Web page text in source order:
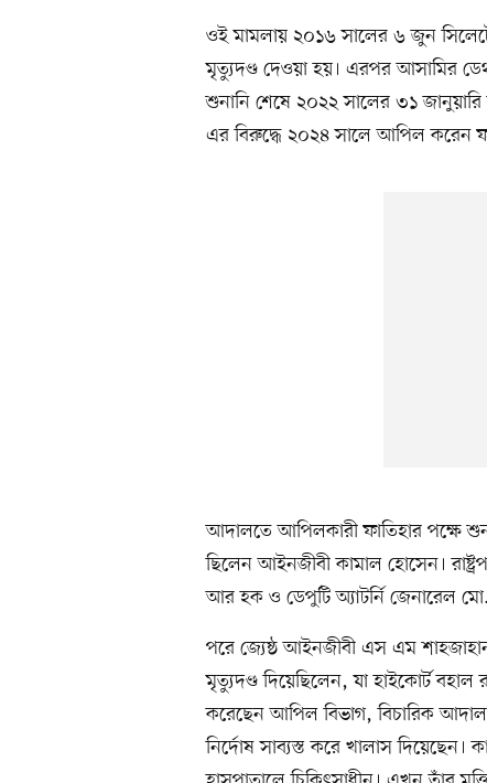
ওই মামলায় ২০১৬ সালের ৬ জুন
মৃত্যুদণ্ড দেওয়া হয়। এরপর আসামির
শুনানি শেষে ২০২২ সালের ৩১ জানুয়ারি
এর বিরুদ্ধে ২০২৪ সালে আপিল করেন
আদালতে আপিলকারী ফাতিহার পক্ষে
ছিলেন আইনজীবী কামাল হোসেন।
আর হক ও ডেপুটি অ্যাটর্নি জেনারেল
পরে জ্যেষ্ঠ আইনজীবী এস এম
মৃত্যুদণ্ড দিয়েছিলেন, যা হাইকোর্ট
করেছেন আপিল বিভাগ, বিচারিক
নির্দোষ সাব্যস্ত করে খালাস দিয়েছেন।